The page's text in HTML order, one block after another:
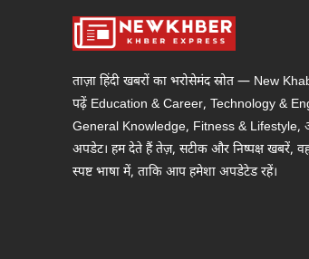
ताज़ा हिंदी खबरों का भरोसेमंद स्रोत — New
पढ़ें Education & Career, Technology &
General Knowledge, Fitness & Lifestyle,
अपडेट। हम देते हैं तेज़, सटीक और निष्पक्ष खबरें,
स्पष्ट भाषा में, ताकि आप हमेशा अपडेटेड रहें।